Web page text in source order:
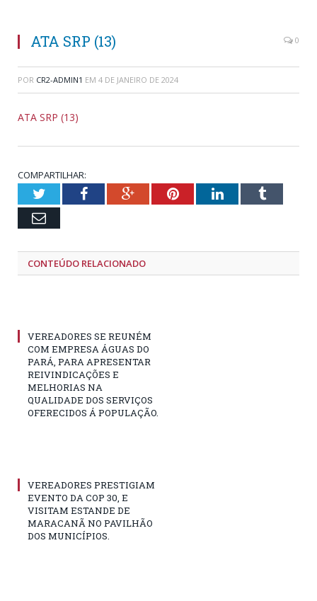
ATA SRP (13) 0
POR CR2-ADMIN1 EM 4 DE JANEIRO DE 2024
ATA SRP (13)
COMPARTILHAR:
TwitterFacebookGoogle+PinterestLinkedInTumblr
Email
CONTEÚDO RELACIONADO
VEREADORES SE REUNÉM
COM EMPRESA ÁGUAS DO
PARÁ, PARA APRESENTAR
REIVINDICAÇÕES E
MELHORIAS NA
QUALIDADE DOS SERVIÇOS
OFERECIDOS Á POPULAÇÃO.
VEREADORES PRESTIGIAM
EVENTO DA COP 30, E
VISITAM ESTANDE DE
MARACANÃ NO PAVILHÃO
DOS MUNICÍPIOS.